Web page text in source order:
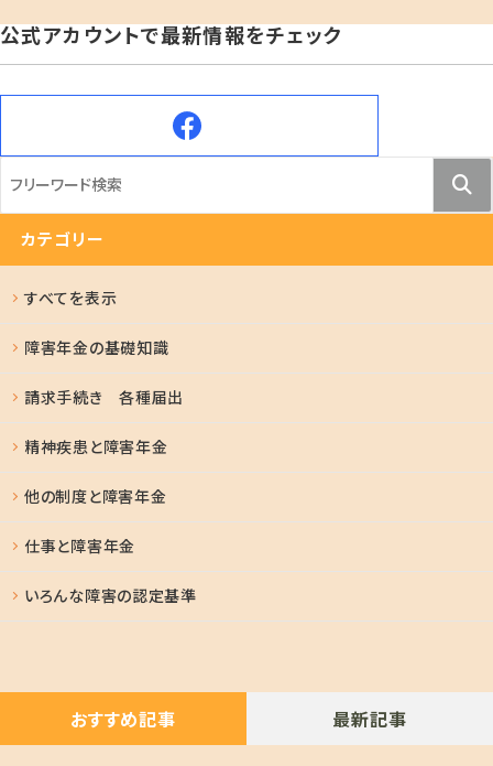
公式アカウントで最新情報をチェック
カテゴリー
すべてを表示
障害年金の基礎知識
請求手続き 各種届出
精神疾患と障害年金
他の制度と障害年金
仕事と障害年金
いろんな障害の認定基準
おすすめ記事 最新記事